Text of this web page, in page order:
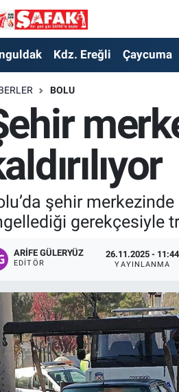
Kdz. Ereğli Çaycuma
BOLU
şehir
gerekçesiyle
ARIFE GÜLERYÜZ
EDITÖR
26.11.2025 - 11:44
YAYINLANMA
Eczaneler
Durumu
Vakitleri
Yoğunluk Haritası
Durumu ve Fikstür